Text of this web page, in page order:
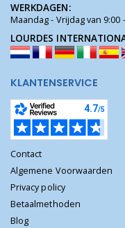
WERKDAGEN:
Maandag - Vrijdag van 9:00
LOURDES
KLANTENSERVICE
Contact
Algemene Voorwaarden
Privacy policy
Betaalmethoden
Blog